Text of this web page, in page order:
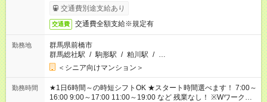
完了次第のお支払いとなります。
交通費別途支給あり
交通費 交通費全額支給※規定有
勤務地
群馬県前橋市
群馬総社駅 / 駒形駅 / 粕川駅 / …
＜シニア向けマンション＞
勤務時間
★1日6時間～の時短シフトOK ★スタート時間選べます！ 7:00～
16:00 9:00～17:00 11:00～19:00 など 残業なし！ ※Wワークの